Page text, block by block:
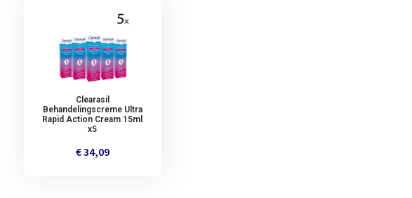
Clearasil
Behandelingscreme Ultra
Rapid Action Cream 15ml
x5
€ 34,09